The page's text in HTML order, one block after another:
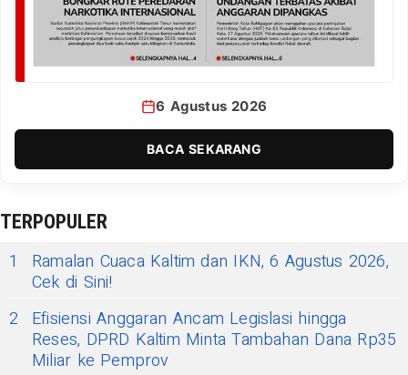
6 Agustus 2026
BACA SEKARANG
TERPOPULER
1
Ramalan Cuaca Kaltim dan IKN, 6 Agustus 2026,
Cek di Sini!
2
Efisiensi Anggaran Ancam Legislasi hingga
Reses, DPRD Kaltim Minta Tambahan Dana Rp35
Miliar ke Pemprov